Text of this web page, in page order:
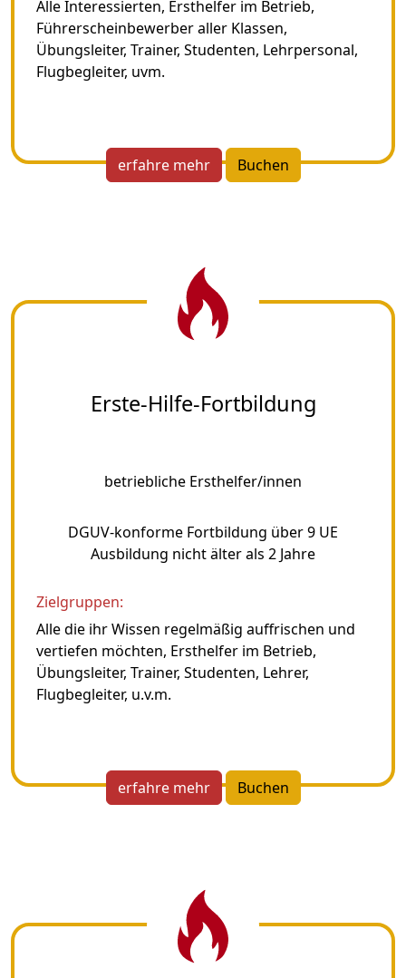
Alle Interessierten, Ersthelfer im Betrieb,
Führerscheinbewerber aller Klassen,
Übungsleiter, Trainer, Studenten, Lehrpersonal,
Flugbegleiter, uvm.
erfahre mehr Buchen
Erste-Hilfe-Fortbildung
betriebliche Ersthelfer/innen
DGUV-konforme Fortbildung über 9 UE
Ausbildung nicht älter als 2 Jahre
Zielgruppen:
Alle die ihr Wissen regelmäßig auffrischen und
vertiefen möchten, Ersthelfer im Betrieb,
Übungsleiter, Trainer, Studenten, Lehrer,
Flugbegleiter, u.v.m.
erfahre mehr Buchen